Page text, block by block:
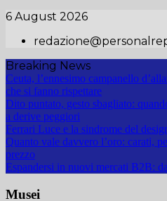
6 August 2026
Breaking News
Ceuta, l’ennesimo campanello
che si fanno rispettare
Dito puntato, gesto sbagliato:
a derive peggiori
Ferrari Luce e la sindrome del
Quanto vale davvero l’oro: carati,
prezzo
Espandersi in nuovi mercati B2B:
Musei